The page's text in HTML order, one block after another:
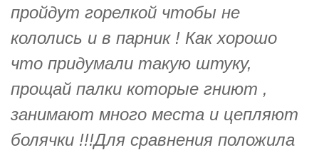
пройдут горелкой чтобы не
кололись и в парник ! Как хорошо
что придумали такую штуку,
прощай палки которые гниют ,
занимают много места и цепляют
болячки !!!Для сравнения положила